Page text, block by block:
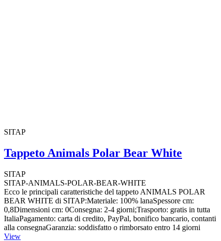
SITAP
Tappeto Animals Polar Bear White
SITAP
SITAP-ANIMALS-POLAR-BEAR-WHITE
Ecco le principali caratteristiche del tappeto ANIMALS POLAR
BEAR WHITE di SITAP:Materiale: 100% lanaSpessore cm:
0,8Dimensioni cm: 0Consegna: 2-4 giorni;Trasporto: gratis in tutta
ItaliaPagamento: carta di credito, PayPal, bonifico bancario, contanti
alla consegnaGaranzia: soddisfatto o rimborsato entro 14 giorni
View